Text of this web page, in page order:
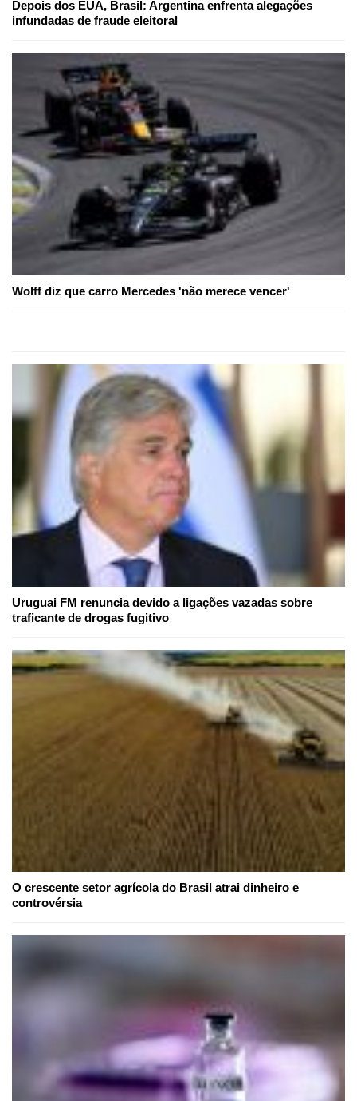
Depois dos EUA, Brasil: Argentina enfrenta alegações
infundadas de fraude eleitoral
Wolff diz que carro Mercedes 'não merece vencer'
Uruguai FM renuncia devido a ligações vazadas sobre
traficante de drogas fugitivo
O crescente setor agrícola do Brasil atrai dinheiro e
controvérsia